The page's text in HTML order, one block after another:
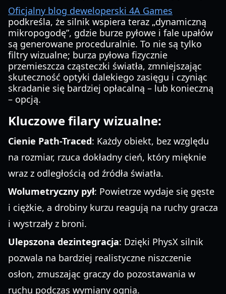
Oficjalny blog deweloperski 4A Games
podkreśla, że silnik wspiera teraz „dynamiczną
mikropogodę”, gdzie burze pyłowe i fale upałów
są generowane proceduralnie. To nie są tylko
filtry wizualne; burza pyłowa fizycznie
przemieszcza cząsteczki światła, zmniejszając
skuteczność optyki dalekiego zasięgu i czyniąc
skradanie się bardziej opłacalną – lub konieczną
– opcją.
Kluczowe filary wizualne:
Cienie Path-Traced: Każdy obiekt, bez względu
na rozmiar, rzuca dokładny cień, który mięknie
wraz z odległością od źródła światła.
Wolumetryczny pył: Powietrze wydaje się gęste
i ciężkie, a drobiny kurzu reagują na ruchy gracza
i wystrzały z broni.
Ulepszona dezintegracja: Dzięki PhysX silnik
pozwala na bardziej realistyczne niszczenie
osłon, zmuszając graczy do pozostawania w
ruchu podczas wymiany ognia.